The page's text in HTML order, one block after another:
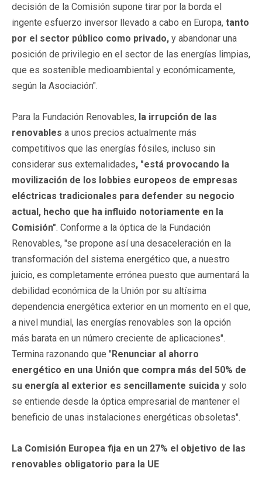
decisión de la Comisión supone tirar por la borda el
ingente esfuerzo inversor llevado a cabo en Europa, tanto
por el sector público como privado, y abandonar una
posición de privilegio en el sector de las energías limpias,
que es sostenible medioambiental y económicamente,
según la Asociación".
Para la Fundación Renovables, la irrupción de las
renovables a unos precios actualmente más
competitivos que las energías fósiles, incluso sin
considerar sus externalidades, "está provocando la
movilización de los lobbies europeos de empresas
eléctricas tradicionales para defender su negocio
actual, hecho que ha influido notoriamente en la
Comisión". Conforme a la óptica de la Fundación
Renovables, "se propone así una desaceleración en la
transformación del sistema energético que, a nuestro
juicio, es completamente errónea puesto que aumentará la
debilidad económica de la Unión por su altísima
dependencia energética exterior en un momento en el que,
a nivel mundial, las energías renovables son la opción
más barata en un número creciente de aplicaciones".
Termina razonando que "Renunciar al ahorro
energético en una Unión que compra más del 50% de
su energía al exterior es sencillamente suicida y solo
se entiende desde la óptica empresarial de mantener el
beneficio de unas instalaciones energéticas obsoletas".
La Comisión Europea fija en un 27% el objetivo de las
renovables obligatorio para la UE